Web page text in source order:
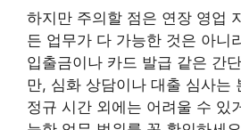
하지만 주의할 점은 연장 영업
든 업무가 다 가능한 것은 아니
입출금이나 카드 발급 같은 간
만, 심화 상담이나 대출 심사는
정규 시간 외에는 어려울 수 있